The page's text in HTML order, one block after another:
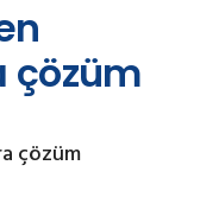
çözüm
çözüm